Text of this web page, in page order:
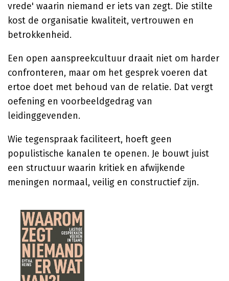
vrede' waarin niemand er iets van zegt. Die stilte
kost de organisatie kwaliteit, vertrouwen en
betrokkenheid.
Een open aanspreekcultuur draait niet om harder
confronteren, maar om het gesprek voeren dat
ertoe doet met behoud van de relatie. Dat vergt
oefening en voorbeeldgedrag van
leidinggevenden.
Wie tegenspraak faciliteert, hoeft geen
populistische kanalen te openen. Je bouwt juist
een structuur waarin kritiek en afwijkende
meningen normaal, veilig en constructief zijn.